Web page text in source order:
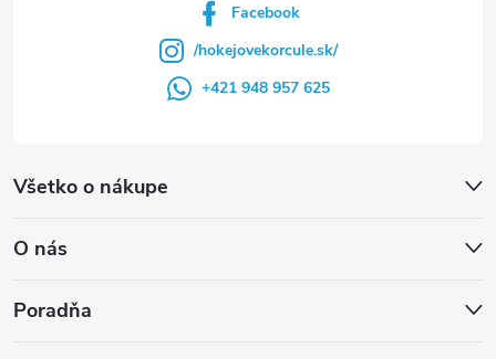
Všetko o nákupe
O nás
Poradňa
Facebook
/hokejovekorcule.sk/
+421 948 957 625